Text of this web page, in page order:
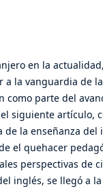
en la
a la vanguardia de
como parte del
siguiente artículo,
de la enseñanza del
el quehacer
perspectivas de
inglés, se llegó a